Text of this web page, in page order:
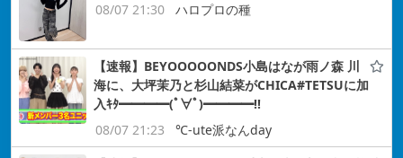
08/07 21:30
ハロプロの種
【速報】BEYOOOOONDS小島はなが雨ノ森 川
海に、大坪茉乃と杉山結菜がCHICA#TETSUに加
入ｷﾀ━━━━(ﾟ∀ﾟ)━━━━!!
08/07 21:23
℃-ute派なんday